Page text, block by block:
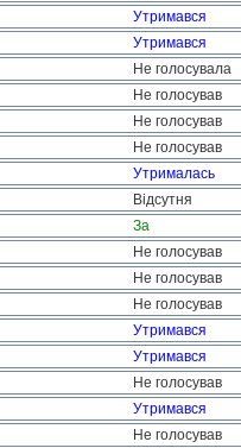
Утримався
Утримався
Не голосувала
Не голосував
Не голосував
Не голосував
Утрималась
Відсутня
За
Не голосував
Не голосував
Не голосував
Утримався
Утримався
Не голосував
Утримався
Не голосував